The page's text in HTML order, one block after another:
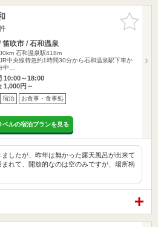
お気に入
りに追加
笛吹市 / 石和温泉
石和温泉駅418m
中央線特急約1時間30分から石和温泉駅下車か
中…
10:00～18:00
1,000円～
宿泊 お食事・食事処
ベルの宿泊プランを見る
したが、昨年は無かった露天風呂が出来て
れて、開放的なのは空のみですが、場所柄